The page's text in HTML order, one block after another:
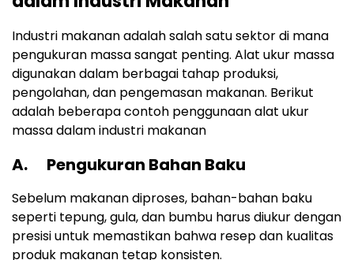
Industri makanan adalah salah satu sektor di mana
pengukuran massa sangat penting. Alat ukur massa
digunakan dalam berbagai tahap produksi,
pengolahan, dan pengemasan makanan. Berikut
adalah beberapa contoh penggunaan alat ukur
massa dalam industri makanan
A. Pengukuran Bahan Baku
Sebelum makanan diproses, bahan-bahan baku
seperti tepung, gula, dan bumbu harus diukur dengan
presisi untuk memastikan bahwa resep dan kualitas
produk makanan tetap konsisten.